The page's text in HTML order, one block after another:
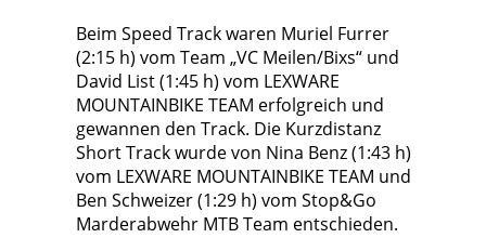
Beim Speed Track waren Muriel Furrer
(2:15 h) vom Team „VC Meilen/Bixs“ und
David List (1:45 h) vom LEXWARE
MOUNTAINBIKE TEAM erfolgreich und
gewannen den Track. Die Kurzdistanz
Short Track wurde von Nina Benz (1:43 h)
vom LEXWARE MOUNTAINBIKE TEAM und
Ben Schweizer (1:29 h) vom Stop&Go
Marderabwehr MTB Team entschieden.